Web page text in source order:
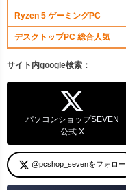
Ryzen 5 ゲーミングPC
デスクトップPC 総合人気
サイト内google検索：
パソコンショップSEVEN
公式 X
@pcshop_sevenをフォロー